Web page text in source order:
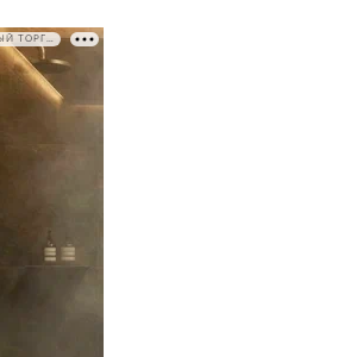
РЕКЛАМА • ООО СТРОИТЕЛЬНЫЙ ТОРГОВЫЙ ДОМ «ПЕТРОВИЧ». ИНН: 7802348846